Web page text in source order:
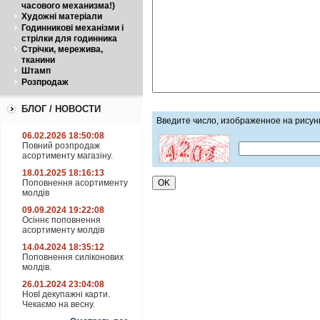
часового механизма!)
Художні матеріали
Годинникові механізми і
стрілки для годинника
Стрічки, мережива,
тканини
Штамп
Розпродаж
БЛОГ / НОВОСТИ
06.02.2026 18:50:08
Повний розпродаж
асортименту магазіну.
18.01.2025 18:16:13
Поповнення асортименту
молдів
09.09.2024 19:22:08
Осіннє поповнення
асортименту молдів
14.04.2024 18:35:12
Поповнення силіконових
молдів.
26.01.2024 23:04:08
НовІ декупажні карти.
Чекаємо на весну.
Введите число, изображенное на